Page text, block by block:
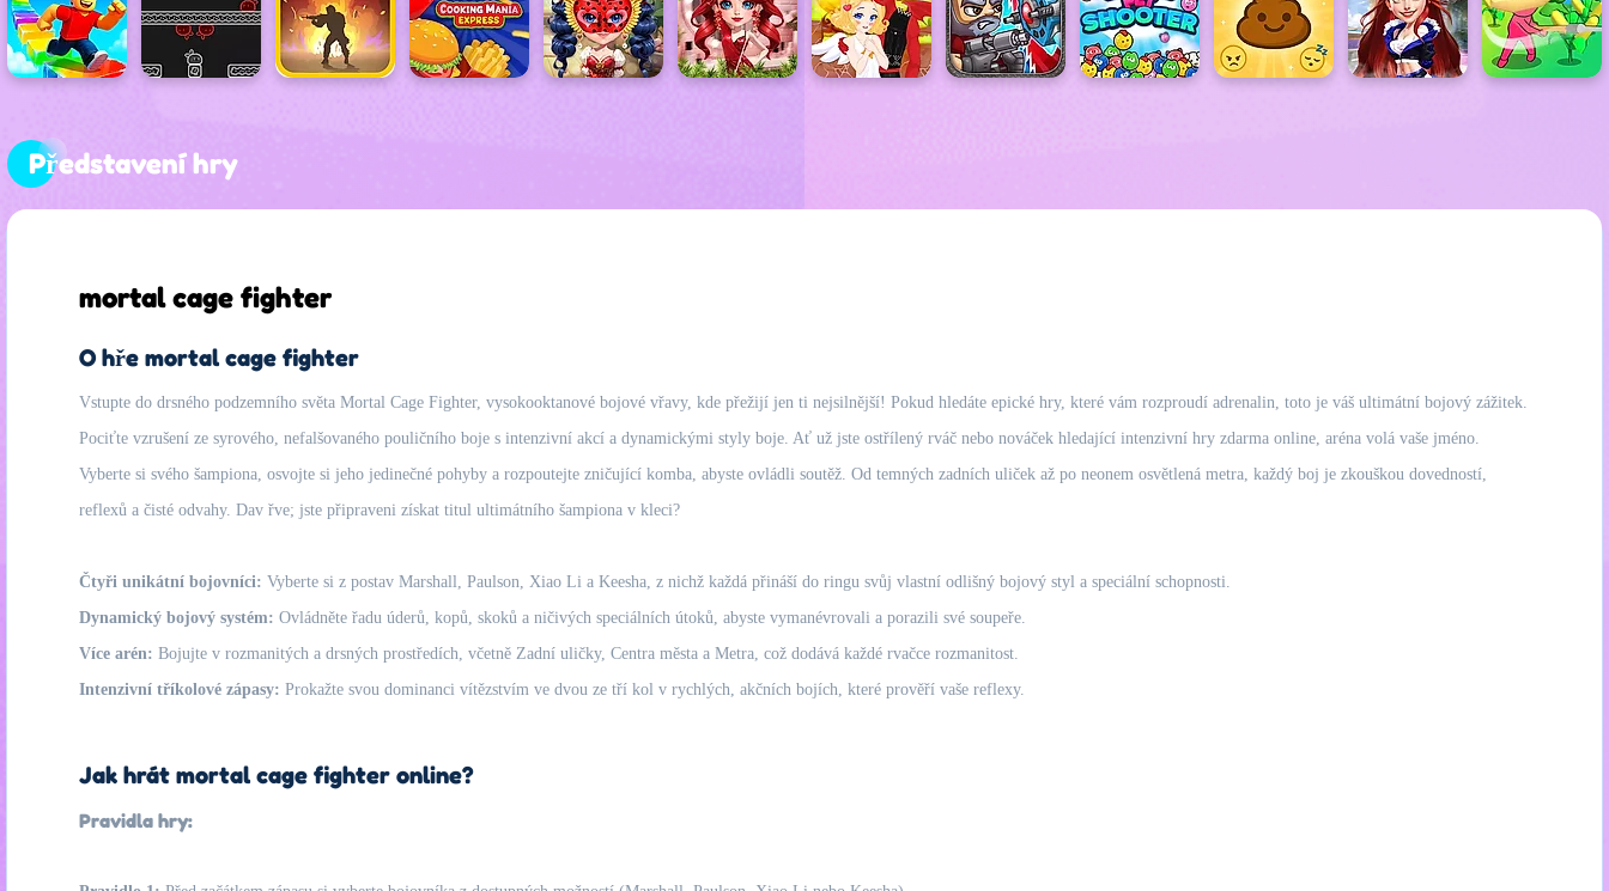
Představení hry
mortal cage fighter
O hře mortal cage fighter
Vstupte do drsného podzemního světa Mortal Cage Fighter, vysokooktanové bojové vřavy, kde přežijí jen ti nejsilnější! Pokud hledáte epické hry, které vám rozproudí adrenalin, toto je váš ultimátní bojový zážitek.
Pociťte vzrušení ze syrového, nefalšovaného pouličního boje s intenzivní akcí a dynamickými styly boje. Ať už jste ostřílený rváč nebo nováček hledající intenzivní hry zdarma online, aréna volá vaše jméno.
Vyberte si svého šampiona, osvojte si jeho jedinečné pohyby a rozpoutejte zničující komba, abyste ovládli soutěž. Od temných zadních uliček až po neonem osvětlená metra, každý boj je zkouškou dovedností,
reflexů a čisté odvahy. Dav řve; jste připraveni získat titul ultimátního šampiona v kleci?
Čtyři unikátní bojovníci: Vyberte si z postav Marshall, Paulson, Xiao Li a Keesha, z nichž každá přináší do ringu svůj vlastní odlišný bojový styl a speciální schopnosti.
Dynamický bojový systém: Ovládněte řadu úderů, kopů, skoků a ničivých speciálních útoků, abyste vymanévrovali a porazili své soupeře.
Více arén: Bojujte v rozmanitých a drsných prostředích, včetně Zadní uličky, Centra města a Metra, což dodává každé rvačce rozmanitost.
Intenzivní tříkolové zápasy: Prokažte svou dominanci vítězstvím ve dvou ze tří kol v rychlých, akčních bojích, které prověří vaše reflexy.
Jak hrát mortal cage fighter online?
Pravidla hry: